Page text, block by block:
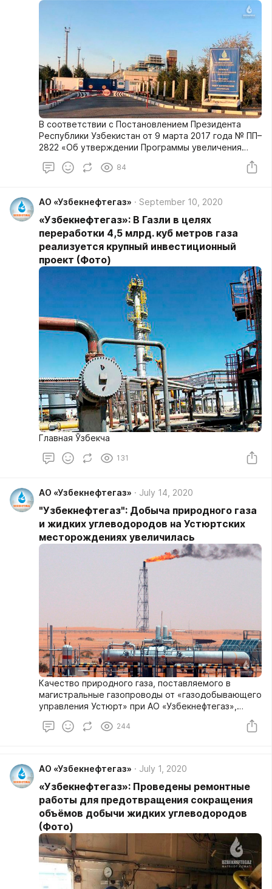
В соответствии с Постановлением Президента
Республики Узбекистан от 9 марта 2017 года № ПП–
2822 «Об утверждении Программы увеличения
добычи углеводородов на 2017–2021 годы» в
управлениях и на заводах АО «Узбекнефтегаз»
84
АО «Узбекнефтегаз» September 10, 2020
«Узбекнефтегаз»: В Газли в целях
переработки 4,5 млрд. куб метров газа
реализуется крупный инвестиционный
проект (Фото)
Главная Ўзбекча
131
АО «Узбекнефтегаз» July 14, 2020
"Узбекнефтегаз": Добыча природного газа
и жидких углеводородов на Устюртских
месторождениях увеличилась
Качество природного газа, поставляемого в
магистральные газопроводы от «газодобывающего
управления Устюрт» при АО «Узбекнефтегаз»,
948:2016, а также увеличилась добыча жидких
244
АО «Узбекнефтегаз» July 1, 2020
«Узбекнефтегаз»: Проведены ремонтные
работы для предотвращения сокращения
объёмов добычи жидких углеводородов
(Фото)